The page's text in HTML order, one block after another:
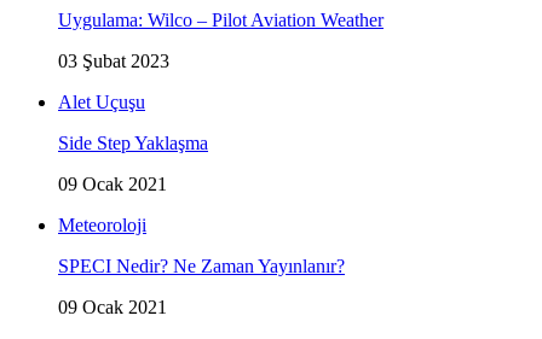
Uygulama: Wilco – Pilot Aviation Weather
03 Şubat 2023
Alet Uçuşu
Side Step Yaklaşma
09 Ocak 2021
Meteoroloji
SPECI Nedir? Ne Zaman Yayınlanır?
09 Ocak 2021